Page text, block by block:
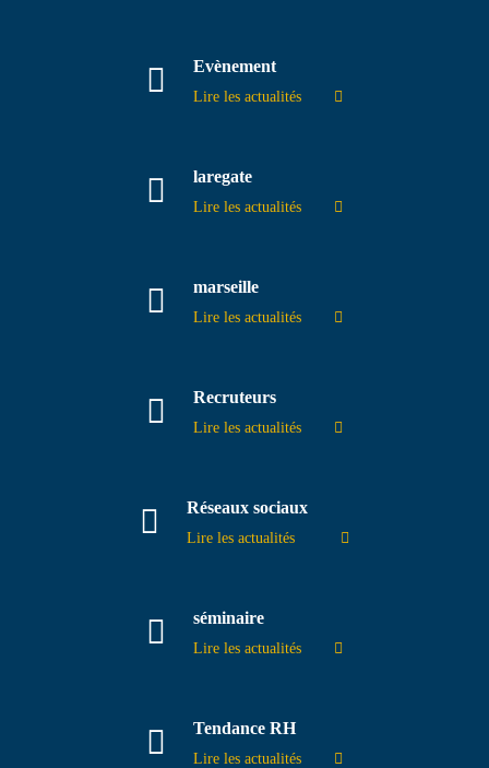
Evènement
Lire les actualités
laregate
Lire les actualités
marseille
Lire les actualités
Recruteurs
Lire les actualités
Réseaux sociaux
Lire les actualités
séminaire
Lire les actualités
Tendance RH
Lire les actualités